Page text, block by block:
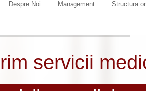
Despre Noi Management Structura